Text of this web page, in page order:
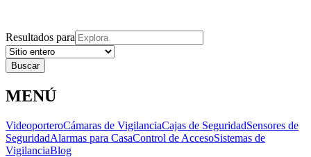
Resultados para
MENÚ
VideoporteroCámaras de VigilanciaCajas de SeguridadSensores de
SeguridadAlarmas para CasaControl de AccesoSistemas de
VigilanciaBlog